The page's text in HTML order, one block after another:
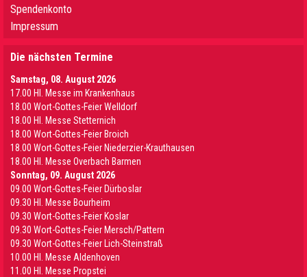
Spendenkonto
Impressum
Die nächsten Termine
Samstag, 08. August 2026
17.00 Hl. Messe im Krankenhaus
18.00 Wort-Gottes-Feier Welldorf
18.00 Hl. Messe Stetternich
18.00 Wort-Gottes-Feier Broich
18.00 Wort-Gottes-Feier Niederzier-Krauthausen
18.00 Hl. Messe Overbach Barmen
Sonntag, 09. August 2026
09.00 Wort-Gottes-Feier Dürboslar
09.30 HI. Messe Bourheim
09.30 Wort-Gottes-Feier Koslar
09.30 Wort-Gottes-Feier Mersch/Pattern
09.30 Wort-Gottes-Feier Lich-Steinstraß
10.00 Hl. Messe Aldenhoven
11.00 Hl. Messe Propstei